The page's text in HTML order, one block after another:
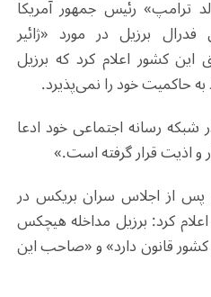
ترامپ» رئیس ‌جمهور آمریکا
فدرال برزیل در مورد «ژائیر
این کشور اعلام کرد که برزیل
حاکمیت خود را نمی‌پذیرد.
رسانه اجتماعی خود ادعا
و اذیت قرار گرفته است.»
پس از اجلاس سران بریکس در
کرد: برزیل مداخله هیچکس
کشور قانون دارد» و «صاحب این